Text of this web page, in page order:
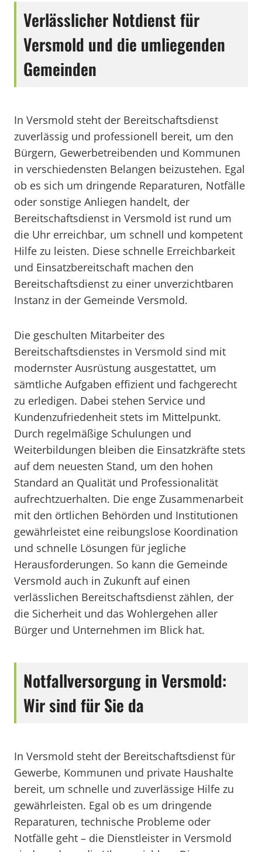
Verlässlicher Notdienst für
Versmold und die umliegenden
Gemeinden
In Versmold steht der Bereitschaftsdienst
zuverlässig und professionell bereit, um den
Bürgern, Gewerbetreibenden und Kommunen
in verschiedensten Belangen beizustehen. Egal
ob es sich um dringende Reparaturen, Notfälle
oder sonstige Anliegen handelt, der
Bereitschaftsdienst in Versmold ist rund um
die Uhr erreichbar, um schnell und kompetent
Hilfe zu leisten. Diese schnelle Erreichbarkeit
und Einsatzbereitschaft machen den
Bereitschaftsdienst zu einer unverzichtbaren
Instanz in der Gemeinde Versmold.
Die geschulten Mitarbeiter des
Bereitschaftsdienstes in Versmold sind mit
modernster Ausrüstung ausgestattet, um
sämtliche Aufgaben effizient und fachgerecht
zu erledigen. Dabei stehen Service und
Kundenzufriedenheit stets im Mittelpunkt.
Durch regelmäßige Schulungen und
Weiterbildungen bleiben die Einsatzkräfte stets
auf dem neuesten Stand, um den hohen
Standard an Qualität und Professionalität
aufrechtzuerhalten. Die enge Zusammenarbeit
mit den örtlichen Behörden und Institutionen
gewährleistet eine reibungslose Koordination
und schnelle Lösungen für jegliche
Herausforderungen. So kann die Gemeinde
Versmold auch in Zukunft auf einen
verlässlichen Bereitschaftsdienst zählen, der
die Sicherheit und das Wohlergehen aller
Bürger und Unternehmen im Blick hat.
Notfallversorgung in Versmold:
Wir sind für Sie da
In Versmold steht der Bereitschaftsdienst für
Gewerbe, Kommunen und private Haushalte
bereit, um schnelle und zuverlässige Hilfe zu
gewährleisten. Egal ob es um dringende
Reparaturen, technische Probleme oder
Notfälle geht – die Dienstleister in Versmold